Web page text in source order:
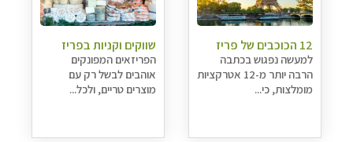
12 הכוכבים של פריז
למעשה נפגוש בכתבה
הרבה יותר מ-12 אטרקציות
מומלצות, כי...
שווקים וקניות בפריז
הפריזאים המפונקים
אוהבים לבשל רק עם
מוצרים טריים, ולכל...